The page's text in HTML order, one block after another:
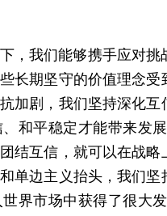
，我们能够携手应对
长期坚守的价值理念
加剧，我们坚持深化
和平稳定才能带来发
结互信，就可以在战
单边主义抬头，我们
界市场中获得了很大